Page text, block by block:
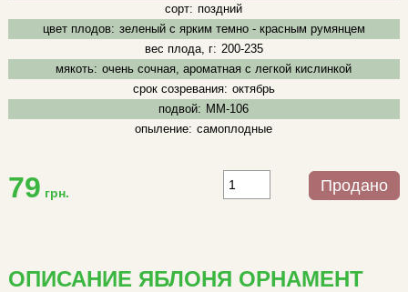
сорт: поздний
цвет плодов: зеленый с ярким темно - красным румянцем
вес плода, г: 200-235
мякоть: очень сочная, ароматная с легкой кислинкой
срок созревания: октябрь
подвой: ММ-106
опыление: самоплодные
79 грн. Продано
ОПИСАНИЕ ЯБЛОНЯ ОРНАМЕНТ